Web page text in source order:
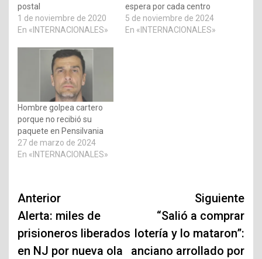
postal
1 de noviembre de 2020
En «INTERNACIONALES»
espera por cada centro
5 de noviembre de 2024
En «INTERNACIONALES»
Hombre golpea cartero
porque no recibió su
paquete en Pensilvania
27 de marzo de 2024
En «INTERNACIONALES»
Navegación
de
entradas
Anterior
Alerta: miles de
prisioneros liberados
en NJ por nueva ola
Siguiente
“Salió a comprar
lotería y lo mataron”:
anciano arrollado por